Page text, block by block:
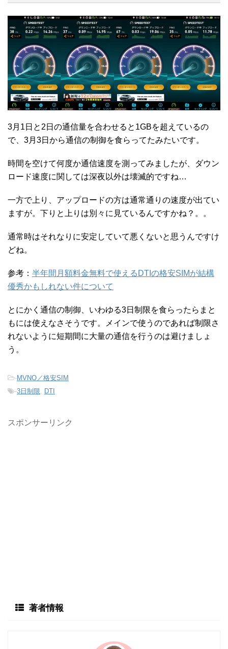
3月1日と2日の通信量を合わせると1GBを超えているの
で、3月3日から通信の制御を食らってたみたいです。
時間を空けて何度か通信速度を測ってみましたが、ダウン
ロード速度に関しては深夜以外は壊滅的ですね…
一方で上り、アップロードの方は通常通りの速度が出てい
ますが。下りと上りは別々に見ているんですかね？。。
通常時はそれなりに安定していて悪くないと思うんですけ
どね。
参考： 半年間月額料金無料で使えるDTIの格安SIMが結構
優秀かもしれない件について
とにかく通信の制御、いわゆる3日制限を食らったらまと
もには使えなさそうです。メインで使うのであれば制限さ
れないように短期間に大量の通信を行うのは避けましょ
う。
-MVNO／格安SIM
-3日制限 DTI
スポンサーリンク
著者情報